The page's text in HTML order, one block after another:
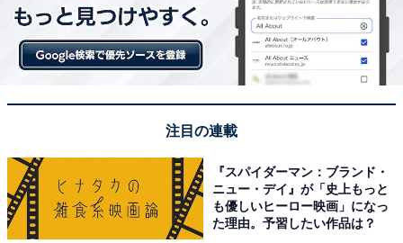
注目の連載
『スパイダーマン：ブランド・
ニュー・デイ』が「史上もっと
も優しいヒーロー映画」になっ
た理由。予習したい作品は？